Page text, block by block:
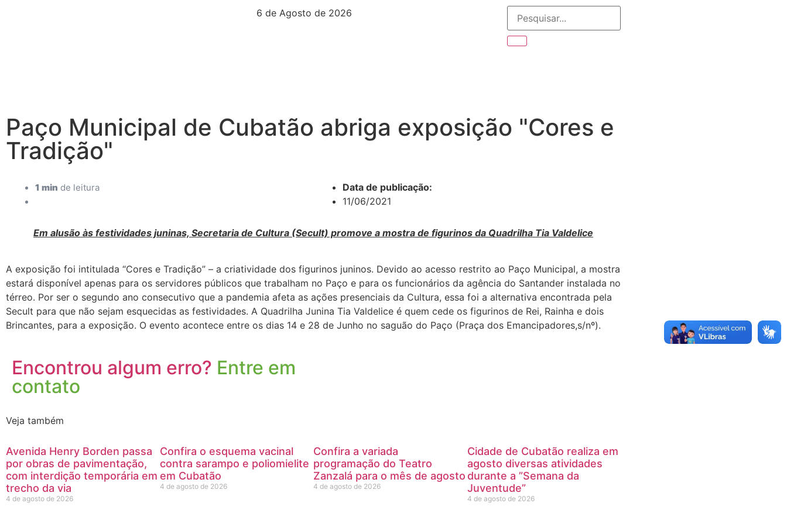
6 de Agosto de 2026
Paço Municipal de Cubatão abriga exposição "Cores e
Tradição"
1 min de leitura
Data de publicação:
11/06/2021
Em alusão às festividades juninas, Secretaria de Cultura (Secult) promove a mostra de figurinos da Quadrilha Tia Valdelice
A exposição foi intitulada “Cores e Tradição” – a criatividade dos figurinos juninos. Devido ao acesso restrito ao Paço Municipal, a mostra
estará disponível apenas para os servidores públicos que trabalham no Paço e para os funcionários da agência do Santander instalada no
térreo. Por ser o segundo ano consecutivo que a pandemia afeta as ações presenciais da Cultura, essa foi a alternativa encontrada pela
Secult para que não sejam esquecidas as festividades. A Quadrilha Junina Tia Valdelice é quem cede os figurinos de Rei, Rainha e dois
Brincantes, para a exposição. O evento acontece entre os dias 14 e 28 de Junho no saguão do Paço (Praça dos Emancipadores,s/nº).
Encontrou algum erro? Entre em
contato
Veja também
Avenida Henry Borden passa
por obras de pavimentação,
com interdição temporária em
trecho da via
4 de agosto de 2026
Confira o esquema vacinal
contra sarampo e poliomielite
em Cubatão
4 de agosto de 2026
Confira a variada
programação do Teatro
Zanzalá para o mês de agosto
4 de agosto de 2026
Cidade de Cubatão realiza em
agosto diversas atividades
durante a ”Semana da
Juventude”
4 de agosto de 2026